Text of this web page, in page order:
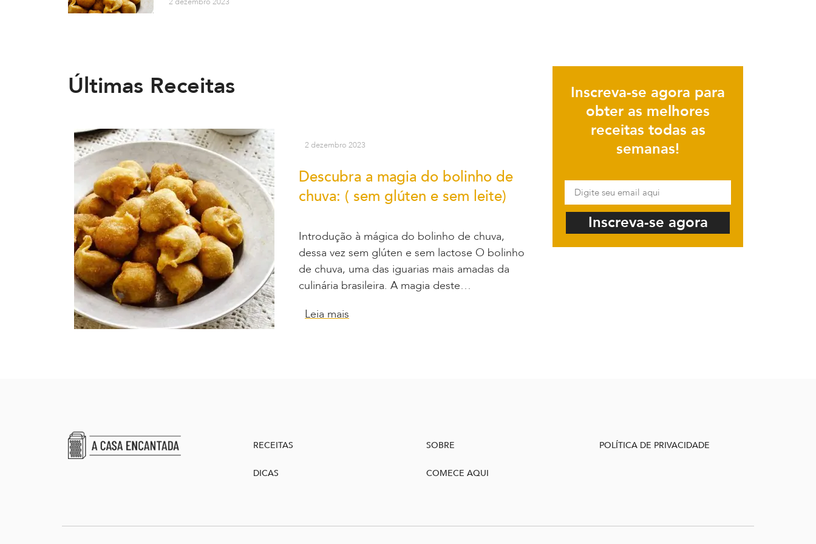
Últimas Receitas
2 dezembro 2023
Descubra a magia do bolinho de
chuva: ( sem glúten e sem leite)
Introdução à mágica do bolinho de chuva,
dessa vez sem glúten e sem lactose O bolinho
de chuva, uma das iguarias mais amadas da
culinária brasileira. A magia deste…
Leia mais
Inscreva-se agora para
obter as melhores
receitas todas as
semanas!
Inscreva-se agora
RECEITAS
DICAS
SOBRE
COMECE AQUI
POLÍTICA DE PRIVACIDADE